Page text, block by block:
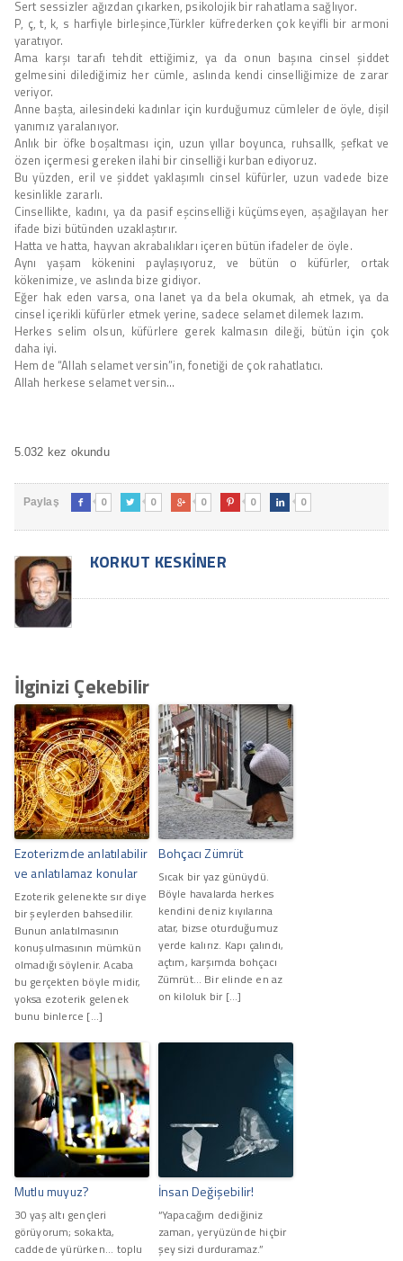
Sert sessizler ağızdan çıkarken, psikolojik bir rahatlama sağlıyor.
P, ç, t, k, s harfiyle birleşince,Türkler küfrederken çok keyifli bir armoni
yaratıyor.
Ama karşı tarafı tehdit ettiğimiz, ya da onun başına cinsel şiddet
gelmesini dilediğimiz her cümle, aslında kendi cinselliğimize de zarar
veriyor.
Anne başta, ailesindeki kadınlar için kurduğumuz cümleler de öyle, dişil
yanımız yaralanıyor.
Anlık bir öfke boşaltması için, uzun yıllar boyunca, ruhsallk, şefkat ve
özen içermesi gereken ilahi bir cinselliği kurban ediyoruz.
Bu yüzden, eril ve şiddet yaklaşımlı cinsel küfürler, uzun vadede bize
kesinlikle zararlı.
Cinsellikte, kadını, ya da pasif eşcinselliği küçümseyen, aşağılayan her
ifade bizi bütünden uzaklaştırır.
Hatta ve hatta, hayvan akrabalıkları içeren bütün ifadeler de öyle.
Aynı yaşam kökenini paylaşıyoruz, ve bütün o küfürler, ortak
kökenimize, ve aslında bize gidiyor.
Eğer hak eden varsa, ona lanet ya da bela okumak, ah etmek, ya da
cinsel içerikli küfürler etmek yerine, sadece selamet dilemek lazım.
Herkes selim olsun, küfürlere gerek kalmasın dileği, bütün için çok
daha iyi.
Hem de “Allah selamet versin”in, fonetiği de çok rahatlatıcı.
Allah herkese selamet versin…
5.032 kez okundu
Paylaş  0  0  0  0  0
KORKUT KESKINER
İlginizi Çekebilir
Ezoterizmde anlatılabilir
ve anlatılamaz konular
Ezoterik gelenekte sır diye
bir şeylerden bahsedilir.
Bunun anlatılmasının
konuşulmasının mümkün
olmadığı söylenir. Acaba
bu gerçekten böyle midir,
yoksa ezoterik gelenek
bunu binlerce […]
Bohçacı Zümrüt
Sıcak bir yaz günüydü.
Böyle havalarda herkes
kendini deniz kıyılarına
atar, bizse oturduğumuz
yerde kalırız. Kapı çalındı,
açtım, karşımda bohçacı
Zümrüt… Bir elinde en az
on kiloluk bir […]
Mutlu muyuz?
30 yaş altı gençleri
görüyorum; sokakta,
caddede yürürken... toplu
İnsan Değişebilir!
“Yapacağım dediğiniz
zaman, yeryüzünde hiçbir
şey sizi durduramaz.”